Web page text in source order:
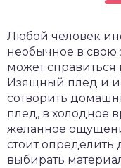
Любой человек
необычное в свою
может справиться
Изящный плед и
сотворить
плед, в холодное
желанное
стоит определить
выбирать